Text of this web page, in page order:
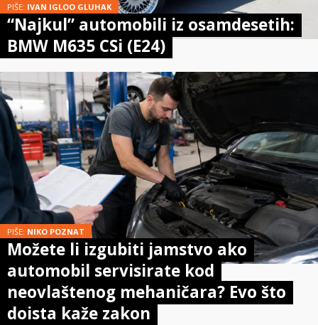
PIŠE: IVAN IGLOO GLUHAK
“Najkul” automobili iz osamdesetih:
BMW M635 CSi (E24)
PIŠE: NIKO POZNAT
Možete li izgubiti jamstvo ako
automobil servisirate kod
neovlaštenog mehaničara? Evo što
doista kaže zakon